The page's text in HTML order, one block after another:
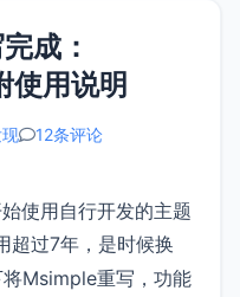
成：
使用说明
12条评论
使用自行开发的主题
超过7年，是时候换
将Msimple重写，功能